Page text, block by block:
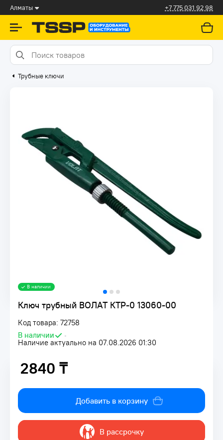
Алматы +7 775 031 92 98
Трубные ключи
Ключ трубный ВОЛАТ КТР-0 13060-00
Код товара: 72758
В наличии
•
Наличие актуально на 07.08.2026 01:30
В наличии
2840 ₸
2840 ₸
Добавить в корзину
В рассрочку